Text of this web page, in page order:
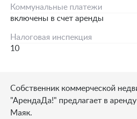
Коммунальные платежи
включены в счет аренды
Налоговая инспекция
10
Собственник коммерческой
"АрендаДа!" предлагает в
Маяк.